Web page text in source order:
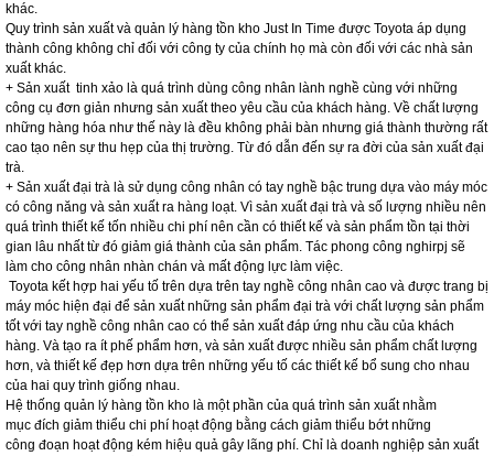
khác.
Quy trình sản xuất và quản lý hàng tồn kho Just In Time được Toyota áp dụng
thành công không chỉ đối với công ty của chính họ mà còn đối với các nhà sản
xuất khác.
+ Sản xuất tinh xảo là quá trình dùng công nhân lành nghề cùng với những
công cụ đơn giản nhưng sản xuất theo yêu cầu của khách hàng. Về chất lượng
những hàng hóa như thế này là đều không phải bàn nhưng giá thành thường rất
cao tạo nên sự thu hẹp của thị trường. Từ đó dẫn đến sự ra đời của sản xuất đại
trà.
+ Sản xuất đại trà là sử dụng công nhân có tay nghề bậc trung dựa vào máy móc
có công năng và sản xuất ra hàng loạt. Vì sản xuất đại trà và số lượng nhiều nên
quá trình thiết kế tốn nhiều chi phí nên cần có thiết kế và sản phẩm tồn tại thời
gian lâu nhất từ đó giảm giá thành của sản phẩm. Tác phong công nghirpj sẽ
làm cho công nhân nhàn chán và mất động lực làm việc.
Toyota kết hợp hai yếu tố trên dựa trên tay nghề công nhân cao và được trang bị
máy móc hiện đại để sản xuất những sản phẩm đại trà với chất lượng sản phẩm
tốt với tay nghề công nhân cao có thể sản xuất đáp ứng nhu cầu của khách
hàng. Và tạo ra ít phế phẩm hơn, và sản xuất được nhiều sản phẩm chất lượng
hơn, và thiết kế đẹp hơn dựa trên những yếu tố các thiết kế bổ sung cho nhau
của hai quy trình giống nhau.
Hệ thống quản lý hàng tồn kho là một phần của quá trình sản xuất nhằm
mục đích giảm thiểu chi phí hoạt động bằng cách giảm thiểu bớt những
công đoạn hoạt động kém hiệu quả gây lãng phí. Chỉ là doanh nghiệp sản xuất